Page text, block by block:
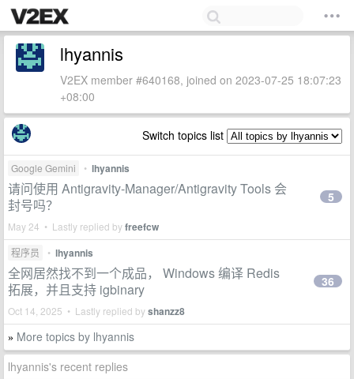
lhyannis
V2EX member #640168, joined on 2023-07-25 18:07:23
+08:00
Switch topics list
Google Gemini • lhyannis
请问使用 Antigravity-Manager/Antigravity Tools 会
封号吗？
May 24 • Lastly replied byfreefcw
5
程序员 • lhyannis
全网居然找不到一个成品， Windows 编译 Redis
拓展，并且支持 igbinary
Oct 14, 2025 • Lastly replied byshanzz8
36
» More topics by lhyannis
lhyannis's recent replies